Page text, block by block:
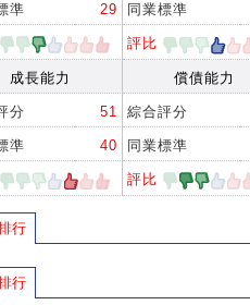
準 29 同業標準
評比
成長能力 償債能力
分 51 綜合評分
準 40 同業標準
評比
行
行